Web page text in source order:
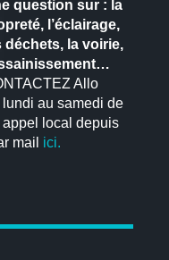
question sur : la
l’éclairage,
déchets, la voirie,
Allo
au samedi de
appel local depuis
mail ici.